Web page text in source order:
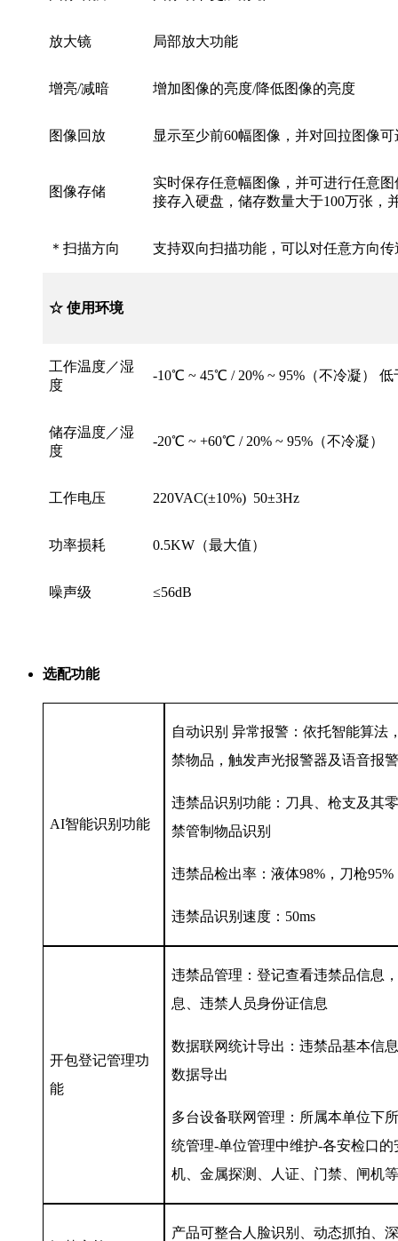
放大镜 局部放大功能
增亮/减暗 增加图像的亮度/降低图像的亮度
图像回放 显示至少前60幅图像，并对回拉图像
图像存储
实时保存任意幅图像，并可进行任意
接存入硬盘，储存数量大于100万张，
＊扫描方向 支持双向扫描功能，可以对任意方向
☆ 使用环境
工作温度／湿
度
-10℃ ~ 45℃ / 20% ~ 95%（不冷凝）
储存温度／湿
度
-20℃ ~ +60℃ / 20% ~ 95%（不冷凝）
工作电压 220VAC(±10%) 50±3Hz
功率损耗 0.5KW（最大值）
噪声级 ≤56dB
选配功能
AI智能识别功能
自动识别 异常报警：依托智能算法
禁物品，触发声光报警器及语音报警
违禁品识别功能：刀具、枪支及其
禁管制物品识别
违禁品检出率：液体98%，刀枪
违禁品识别速度：50ms
开包登记管理功
能
违禁品管理：登记查看违禁品信息
息、违禁人员身份证信息
数据联网统计导出：违禁品基本信
数据导出
多台设备联网管理：所属本单位下
统管理-单位管理中维护-各安检口
机、金属探测、人证、门禁、闸机
产品可整合人脸识别、动态抓拍、